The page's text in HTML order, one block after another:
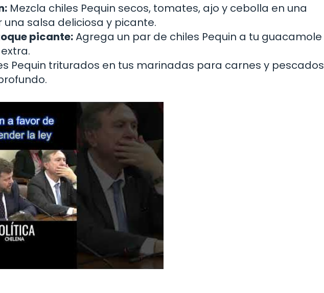
Mezcla chiles Pequin secos, tomates, ajo y cebolla en una
salsa deliciosa y picante.
picante:Agrega un par de chiles Pequin a tu guacamole
Pequin triturados en tus marinadas para carnes y pescados